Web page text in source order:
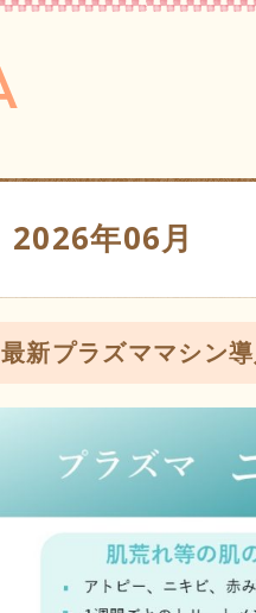
2026年06月
最新プラズママシン